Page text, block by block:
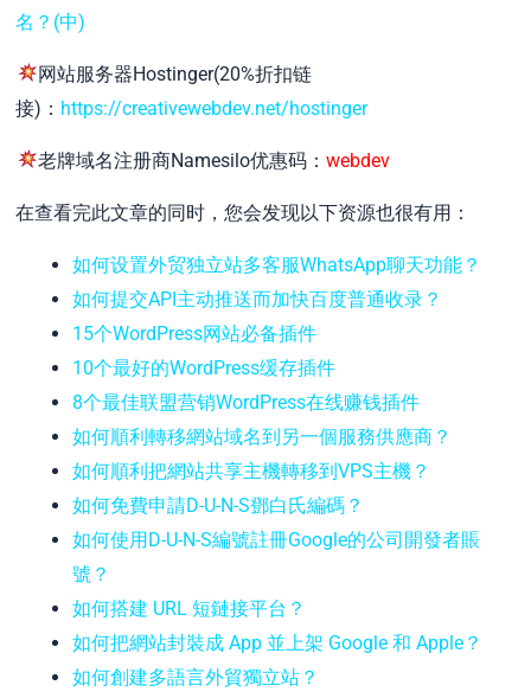
名？(中)
网站服务器Hostinger(20%折扣链
接)： https://creativewebdev.net/hostinger
老牌域名注册商Namesilo优惠码： webdev
在查看完此文章的同时，您会发现以下资源也很有用：
如何设置外贸独立站多客服WhatsApp聊天功能？
如何提交API主动推送而加快百度普通收录？
15个WordPress网站必备插件
10个最好的WordPress缓存插件
8个最佳联盟营销WordPress在线赚钱插件
如何順利轉移網站域名到另一個服務供應商？
如何順利把網站共享主機轉移到VPS主機？
如何免費申請D-U-N-S鄧白氏編碼？
如何使用D-U-N-S編號註冊Google的公司開發者賬
號？
如何搭建 URL 短鏈接平台？
如何把網站封裝成 App 並上架 Google 和 Apple？
如何創建多語言外貿獨立站？